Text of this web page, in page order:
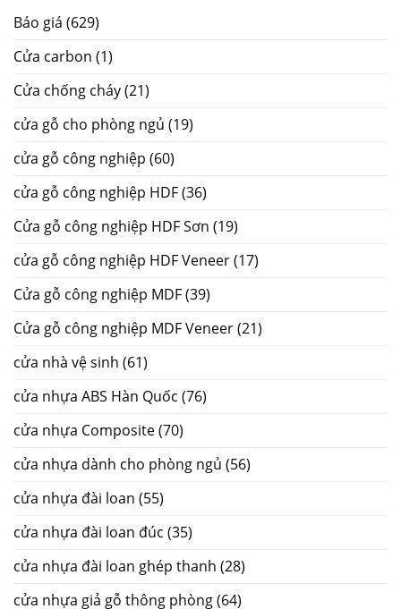
Báo giá (629)
Cửa carbon (1)
Cửa chống cháy(21)
cửa gỗ cho phòng ngủ (19)
cửa gỗ công nghiệp (60)
cửa gỗ công nghiệp HDF(36)
Cửa gỗ công nghiệp HDF Sơn (19)
cửa gỗ công nghiệp HDF Veneer(17)
Cửa gỗ công nghiệp MDF(39)
Cửa gỗ công nghiệp MDF Veneer(21)
cửa nhà vệ sinh (61)
cửa nhựa ABS Hàn Quốc (76)
cửa nhựa Composite(70)
cửa nhựa dành cho phòng ngủ (56)
cửa nhựa đài loan (55)
cửa nhựa đài loan đúc (35)
cửa nhựa đài loan ghép thanh (28)
cửa nhựa giả gỗ thông phòng(64)